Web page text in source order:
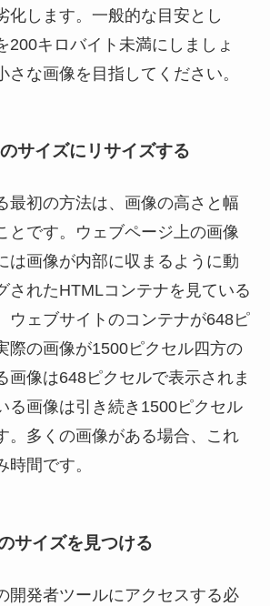
化します。一般的な目安とし
200キロバイト未満にしましょ
さな画像を目指してください。
サイズにリサイズする
最初の方法は、画像の高さと幅
とです。ウェブページ上の画像
は画像が内部に収まるように動
されたHTMLコンテナを見ている
ウェブサイトのコンテナが648ピ
際の画像が1500ピクセル四方の
画像は648ピクセルで表示されま
る画像は引き続き1500ピクセル
。多くの画像がある場合、これ
時間です。
サイズを見つける
開発者ツールにアクセスする必